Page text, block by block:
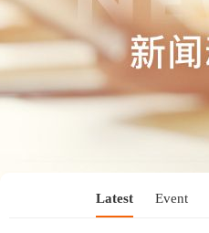
Latest Event